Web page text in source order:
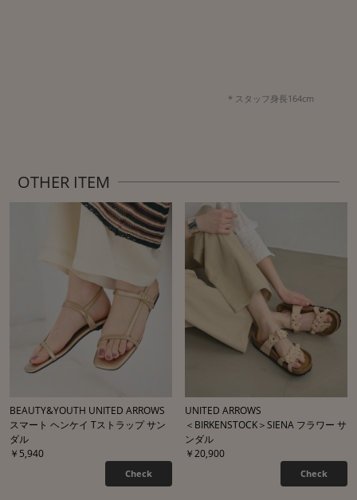
* スタッフ身長164cm
OTHER ITEM
BEAUTY&YOUTH UNITED ARROWS
スマート ヘンケイ Tストラップ サン
ダル
￥5,940
Check
UNITED ARROWS
＜BIRKENSTOCK＞SIENA フラワー サ
ンダル
￥20,900
Check